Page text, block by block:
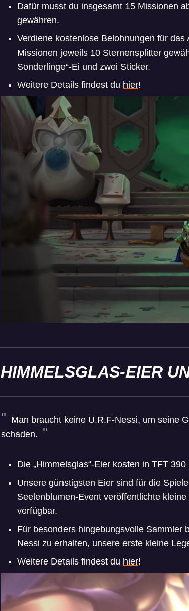
Dafür musst du insgesamt 15 Missionen
gewähren.
Verdiene kostenlose Belohnungen für
Missionen jeweils 10 Sternensplitter
Sonderlinge“-Ei und zwei Sticker.
Weitere Details findest du hier!
HIMMELSGLAS-EIER
Man braucht keine U.R.F-Nessi, um seine
schaden.
Die „Himmelsglas“-Eier kosten in TFT
Unsere günstigsten Eier sind für die
Seelenblumen-Event veröffentlichte
verfügbar.
Für besonders hingebungsvolle Sammler
Nessi zu erhalten, unsere erste kleine
Weitere Details findest du hier!